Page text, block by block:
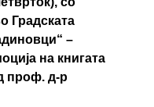
Градската
–
на книгата
проф. д-р